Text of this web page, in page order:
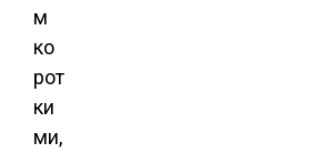
м
ко
рот
ки
ми,